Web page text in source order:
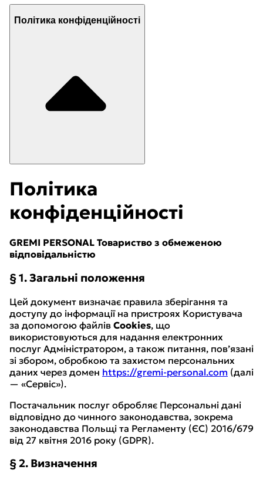
Політика конфіденційності
Політика
конфіденційності
GREMI PERSONAL Товариство з обмеженою
відповідальністю
§ 1. Загальні положення
Цей документ визначає правила зберігання та
доступу до інформації на пристроях Користувача
за допомогою файлів Cookies, що
використовуються для надання електронних
послуг Адміністратором, а також питання, пов’язані
зі збором, обробкою та захистом персональних
даних через домен https://gremi-personal.com (далі
— «Сервіс»).
Постачальник послуг обробляє Персональні дані
відповідно до чинного законодавства, зокрема
законодавства Польщі та Регламенту (ЄС) 2016/679
від 27 квітня 2016 року (GDPR).
§ 2. Визначення